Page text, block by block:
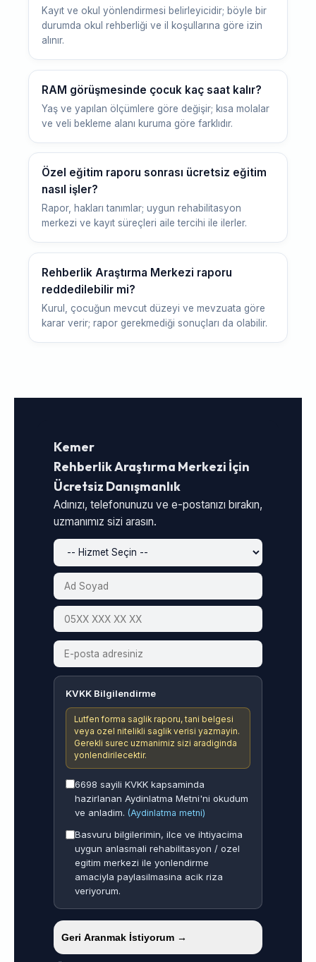
Kayıt ve okul yönlendirmesi belirleyicidir; böyle bir
durumda okul rehberliği ve il koşullarına göre izin
alınır.
RAM görüşmesinde çocuk kaç saat kalır?
Yaş ve yapılan ölçümlere göre değişir; kısa molalar
ve veli bekleme alanı kuruma göre farklıdır.
Özel eğitim raporu sonrası ücretsiz eğitim
nasıl işler?
Rapor, hakları tanımlar; uygun rehabilitasyon
merkezi ve kayıt süreçleri aile tercihi ile ilerler.
Rehberlik Araştırma Merkezi raporu
reddedilebilir mi?
Kurul, çocuğun mevcut düzeyi ve mevzuata göre
karar verir; rapor gerekmediği sonuçları da olabilir.
Kemer
Rehberlik Araştırma Merkezi İçin
Ücretsiz Danışmanlık
Adınızı, telefonunuzu ve e-postanızı bırakın,
uzmanımız sizi arasın.
KVKK Bilgilendirme
Lutfen forma saglik raporu, tani belgesi
veya ozel nitelikli saglik verisi yazmayin.
Gerekli surec uzmanimiz sizi aradiginda
yonlendirilecektir.
6698 sayili KVKK kapsaminda
hazirlanan Aydinlatma Metni'ni okudum
ve anladim. (Aydinlatma metni)
Basvuru bilgilerimin, ilce ve ihtiyacima
uygun anlasmali rehabilitasyon / ozel
egitim merkezi ile yonlendirme
amaciyla paylasilmasina acik riza
veriyorum.
Geri Aranmak İstiyorum →